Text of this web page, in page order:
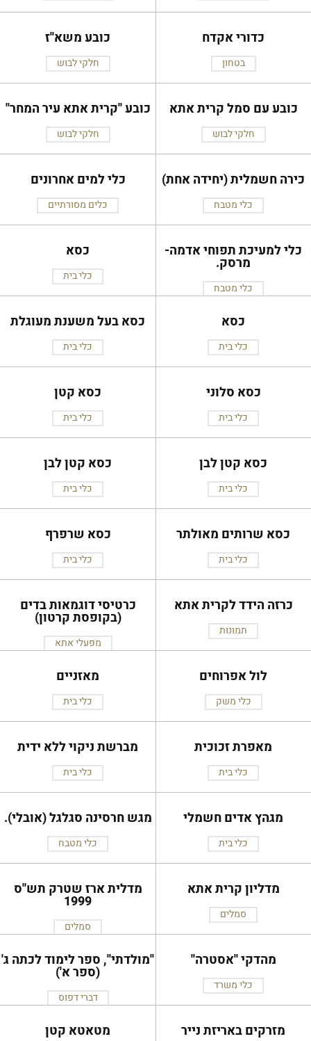
כדורי אקדח
בטחון
כובע משא''ז
חלקי לבוש
כובע עם סמל קרית אתא
חלקי לבוש
כובע ''קרית אתא עיר המחר''
חלקי לבוש
כירה חשמלית (יחידה אחת)
כלי מטבח
כלי למים אחרונים
כלים מסורתיים
כלי למעיכת תפוחי אדמה-
מרסק.
כלי מטבח
כסא
כלי בית
כסא
כלי בית
כסא בעל משענת מעוגלת
כלי בית
כסא סלוני
כלי בית
כסא קטן
כלי בית
כסא קטן לבן
כלי בית
כסא קטן לבן
כלי בית
כסא שרותים מאולתר
כלי בית
כסא שרפרף
כלי בית
כרזה הידד לקרית אתא
תמונות
כרטיסי דוגמאות בדים
(בקופסת קרטון)
מפעלי אתא
לול אפרוחים
כלי משק
מאזניים
כלי בית
מאפרת זכוכית
כלי בית
מברשת ניקוי ללא ידית
כלי בית
מגהץ אדים חשמלי
כלי בית
מגש חרסינה סגלגל (אובלי).
כלי מטבח
מדליון קרית אתא
סמלים
מדלית ארז שטרק תש''ס
1999
סמלים
מהדקי ''אסטרה''
כלי משרד
''מולדתי'', ספר לימוד לכתה ג'
(ספר א')
דברי דפוס
מזרקים באריזת נייר מטאטא קטן